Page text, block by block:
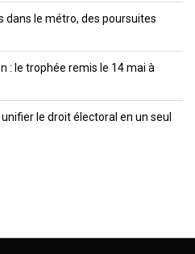
dans le métro, des poursuites
: le trophée remis le 14 mai à
le droit électoral en un seul